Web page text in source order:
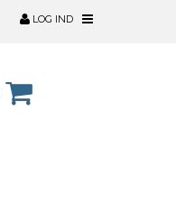
LOG IND